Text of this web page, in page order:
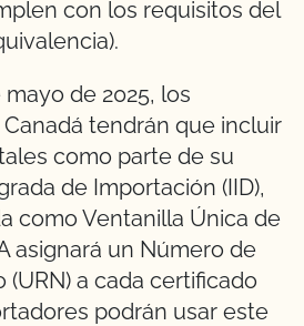
con los requisitos del
de 2025, los
tendrán que incluir
como parte de su
de Importación (IID),
como Ventanilla Única de
asignará un Número de
(URN) a cada certificado
podrán usar este